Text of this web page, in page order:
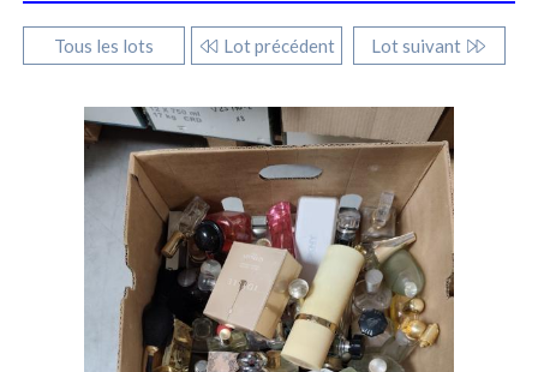
Tous les lots Lot précédent Lot suivant